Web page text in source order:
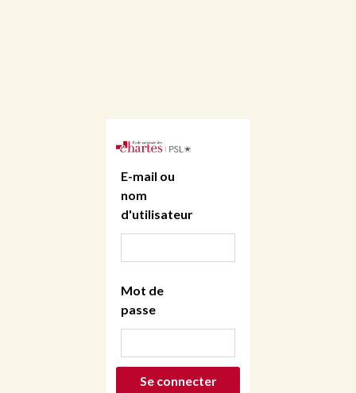
E-mail ou
nom
d'utilisateur
Mot de
passe